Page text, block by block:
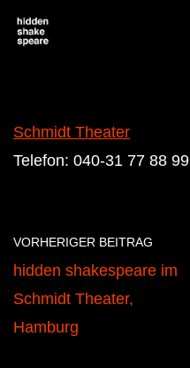
Zum
Schmidt Theater
Telefon: 040-31 77 88 99
VORHERIGER BEITRAG
hidden shakespeare im
Schmidt Theater,
Hamburg